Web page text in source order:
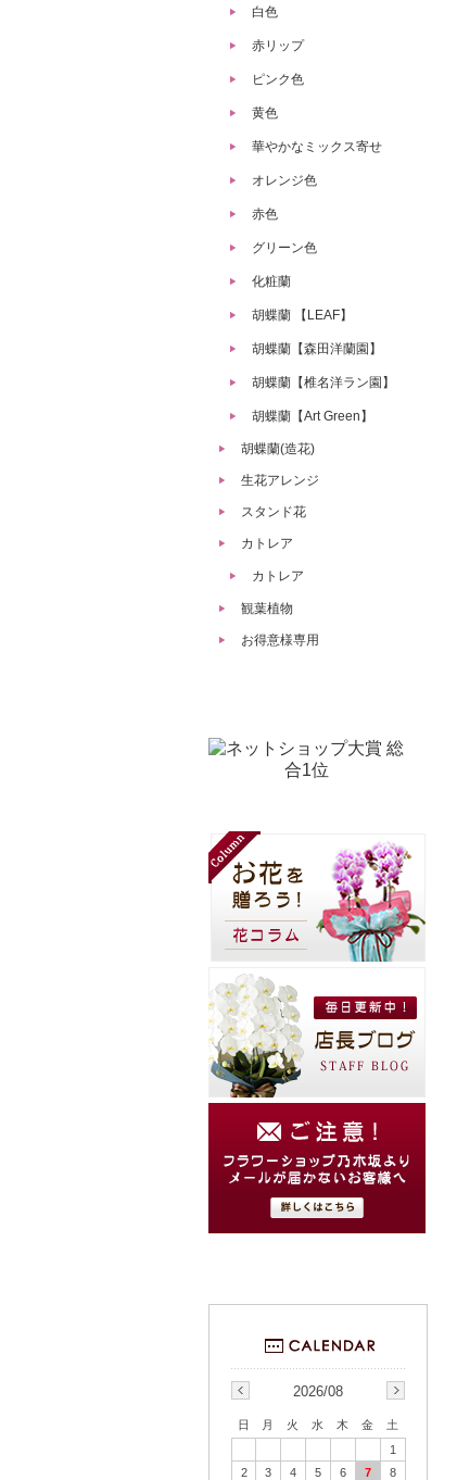
白色
赤リップ
ピンク色
黄色
華やかなミックス寄せ
オレンジ色
赤色
グリーン色
化粧蘭
胡蝶蘭 【LEAF】
胡蝶蘭【森田洋蘭園】
胡蝶蘭【椎名洋ラン園】
胡蝶蘭【Art Green】
胡蝶蘭(造花)
生花アレンジ
スタンド花
カトレア
カトレア
観葉植物
お得意様専用
2026/08
日 月 火 水 木 金
土
1
2
3 4 5 6 7
8